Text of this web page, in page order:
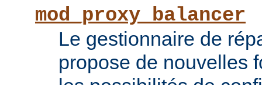
mod_proxy_balancer
Le gestionnaire de
propose de nouvelles